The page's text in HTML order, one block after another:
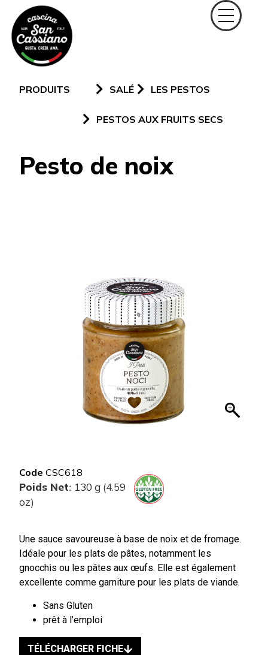
PRODUITS SALÉ LES PESTOS
PESTOS AUX FRUITS SECS
Pesto de noix
Code CSC618
Poids Net: 130 g (4.59
oz)
Une sauce savoureuse à base de noix et de fromage.
Idéale pour les plats de pâtes, notamment les
gnocchis ou les pâtes aux œufs. Elle est également
excellente comme garniture pour les plats de viande.
Sans Gluten
prêt à l’emploi
TÉLÉCHARGER FICHE